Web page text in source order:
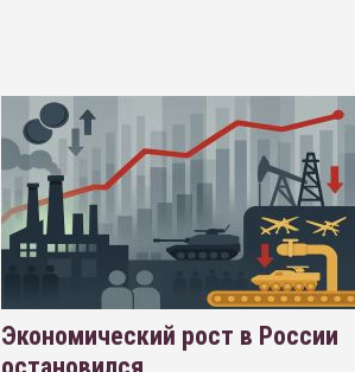
Экономический рост в России